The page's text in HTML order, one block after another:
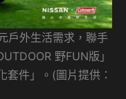
戶外生活需求，聯手
野FUN版」
件」。(圖片提供：